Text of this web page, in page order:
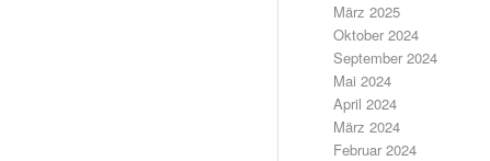
März 2025
Oktober 2024
September 2024
Mai 2024
April 2024
März 2024
Februar 2024